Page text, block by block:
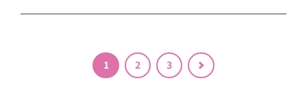
1 2 3 ＞